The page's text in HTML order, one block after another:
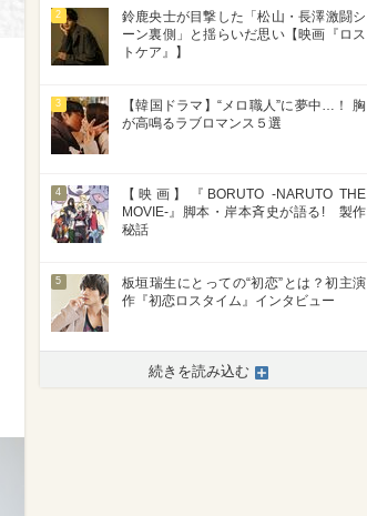
2
鈴鹿央士が目撃した「松山・長澤激闘シ
ーン裏側」と揺らいだ思い【映画『ロス
トケア』】
3
【韓国ドラマ】“メロ職人”に夢中…！ 胸
が高鳴るラブロマンス５選
4
【映画】『BORUTO -NARUTO THE
MOVIE-』脚本・岸本斉史が語る! 製作
秘話
5
板垣瑞生にとっての“初恋”とは？初主演
作『初恋ロスタイム』インタビュー
続きを読み込む